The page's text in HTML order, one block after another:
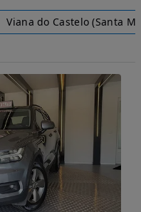
Viana do Castelo (Santa